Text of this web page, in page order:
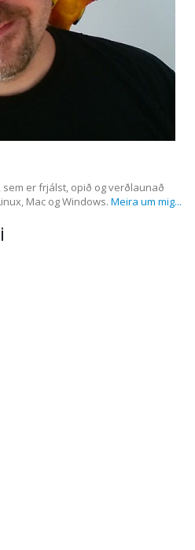
er frjálst, opið og verðlaunað
Mac og Windows. Meira um mig...